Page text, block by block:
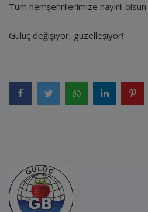
Tüm hemşehrilerimize hayırlı olsun.
Gülüç değişiyor, güzelleşiyor!